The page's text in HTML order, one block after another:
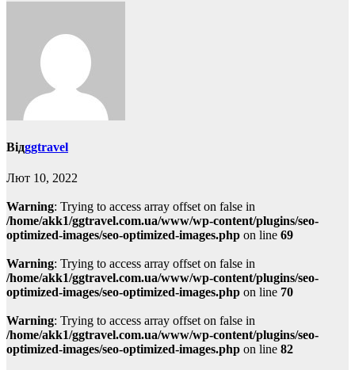
Відggtravel
Лют 10, 2022
Warning: Trying to access array offset on false in
/home/akk1/ggtravel.com.ua/www/wp-content/plugins/seo-
optimized-images/seo-optimized-images.php on line 69
Warning: Trying to access array offset on false in
/home/akk1/ggtravel.com.ua/www/wp-content/plugins/seo-
optimized-images/seo-optimized-images.php on line 70
Warning: Trying to access array offset on false in
/home/akk1/ggtravel.com.ua/www/wp-content/plugins/seo-
optimized-images/seo-optimized-images.php on line 82